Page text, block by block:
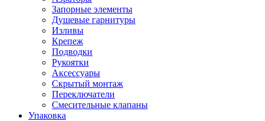
Запорные элементы
Душевые гарнитуры
Изливы
Крепеж
Подводки
Рукоятки
Аксессуары
Скрытый монтаж
Переключатели
Смесительные клапаны
Упаковка